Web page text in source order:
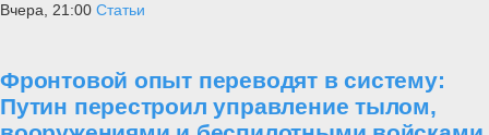
Вчера, 21:00 Статьи
Фронтовой опыт переводят в систему:
Путин перестроил управление тылом,